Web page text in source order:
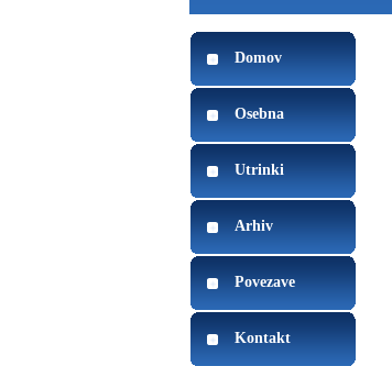
Domov
Osebna
Utrinki
Arhiv
Povezave
Kontakt